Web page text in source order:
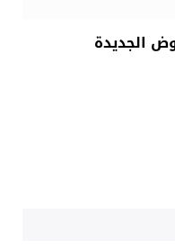
الجديدة